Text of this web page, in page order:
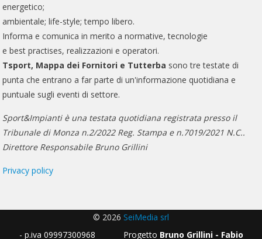
energetico;
ambientale; life-style; tempo libero.
Informa e comunica in merito a normative, tecnologie
e best practises, realizzazioni e operatori.
Tsport, Mappa dei Fornitori e Tutterba sono tre testate di
punta che entrano a far parte di un'informazione quotidiana e
puntuale sugli eventi di settore.
Sport&Impianti è una testata quotidiana registrata presso il
Tribunale di Monza n.2/2022 Reg. Stampa e n.7019/2021 N.C..
Direttore Responsabile Bruno Grillini
Privacy policy
© 2026 SeiMedia srl
- p.iva 09997300968 Progetto Bruno Grillini - Fabio